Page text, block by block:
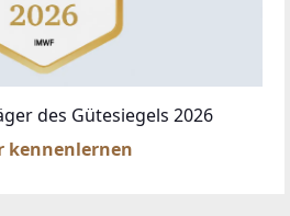
des Gütesiegels 2026
kennenlernen